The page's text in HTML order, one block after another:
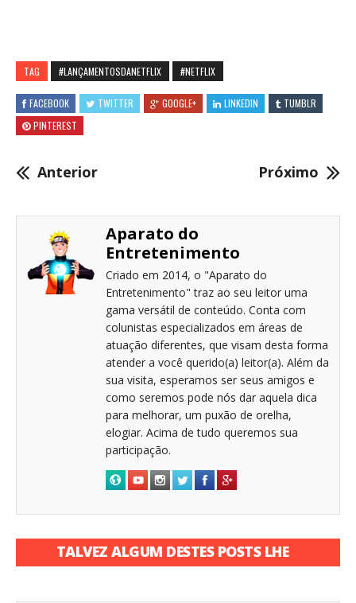
TAG #LANÇAMENTOSDANETFLIX #NETFLIX
FACEBOOK TWITTER GOOGLE+ LINKEDIN
TUMBLR
PINTEREST
Anterior Próximo
Aparato do
Entretenimento
Criado em 2014, o "Aparato do
Entretenimento" traz ao seu leitor uma
gama versátil de conteúdo. Conta com
colunistas especializados em áreas de
atuação diferentes, que visam desta forma
atender a você querido(a) leitor(a). Além da
sua visita, esperamos ser seus amigos e
como seremos pode nós dar aquela dica
para melhorar, um puxão de orelha,
elogiar. Acima de tudo queremos sua
participação.
TALVEZ ALGUM DESTES POSTS LHE